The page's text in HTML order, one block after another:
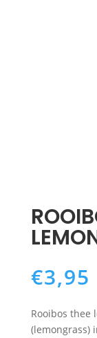
€3,95
Rooibos thee
(lemongrass)